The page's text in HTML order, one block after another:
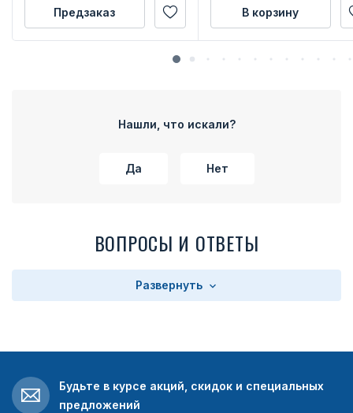
Предзаказ В корзину
Нашли, что искали?
Да Нет
ВОПРОСЫ И ОТВЕТЫ
Развернуть
Будьте в курсе акций, скидок и специальных
предложений